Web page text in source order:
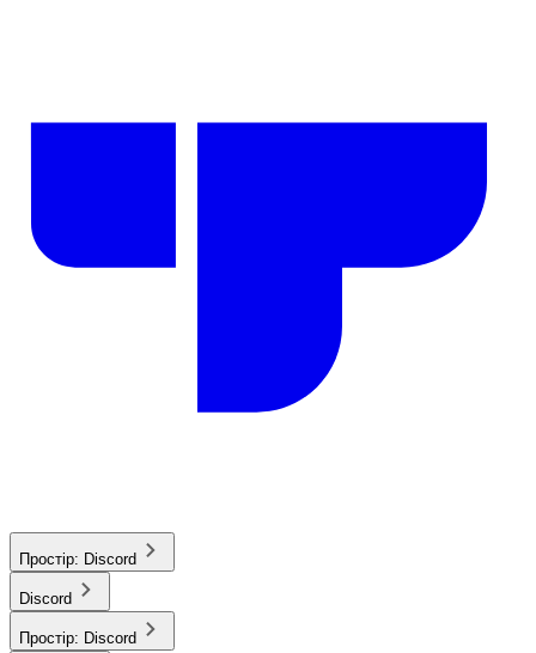
Простір: Discord
Discord
Простір: Discord